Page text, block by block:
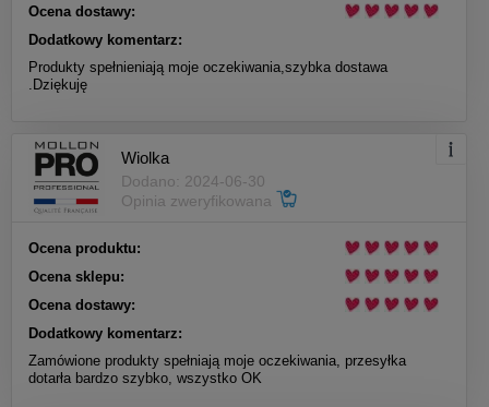
Ocena dostawy:
Dodatkowy komentarz:
Produkty spełnieniają moje oczekiwania,szybka dostawa
.Dziękuję
Wiolka
Dodano: 2024-06-30
Opinia zweryfikowana
Ocena produktu:
Ocena sklepu:
Ocena dostawy:
Dodatkowy komentarz:
Zamówione produkty spełniają moje oczekiwania, przesyłka
dotarła bardzo szybko, wszystko OK